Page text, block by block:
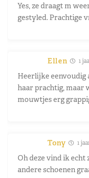
Yes, ze draagt m
gestyled. Prachtige
Ellen 1
Heerlijke eenvoudig
haar prachtig, maar
mouwtjes erg
Tony 1
Oh deze vind ik echt
andere schoenen